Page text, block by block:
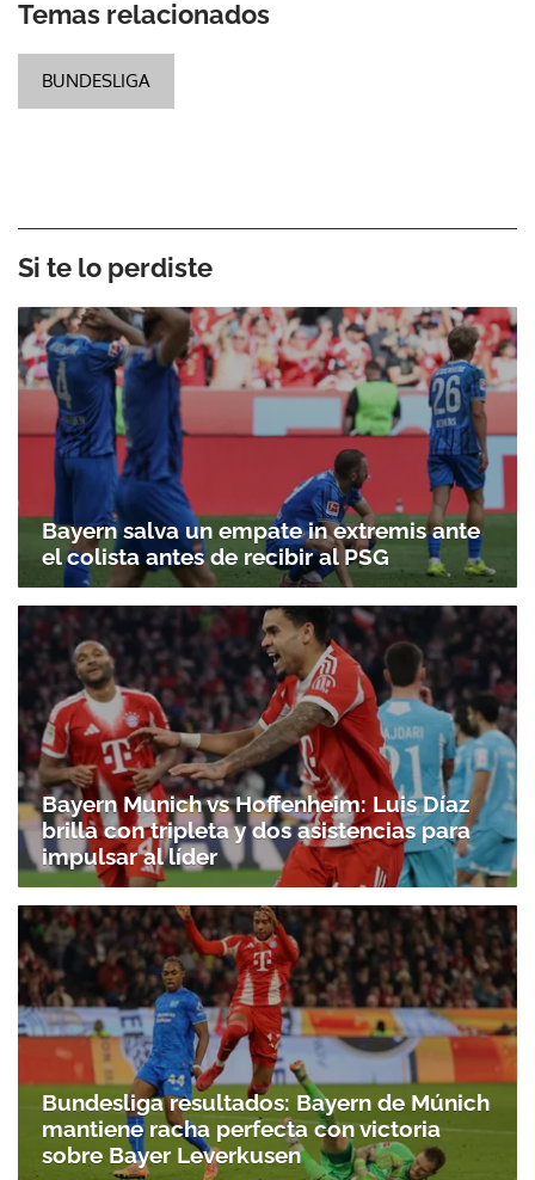
Temas relacionados
BUNDESLIGA
Si te lo perdiste
Bayern salva un empate in extremis ante
el colista antes de recibir al PSG
Bayern Munich vs Hoffenheim: Luis Díaz
brilla con tripleta y dos asistencias para
impulsar al líder
Bundesliga resultados: Bayern de Múnich
mantiene racha perfecta con victoria
sobre Bayer Leverkusen